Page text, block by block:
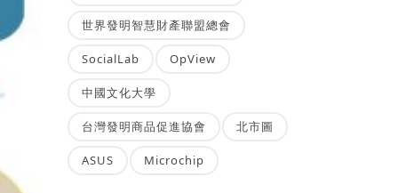
世界發明智慧財產聯盟總會
SocialLab OpView
中國文化大學
台灣發明商品促進協會 北市圖
ASUS Microchip